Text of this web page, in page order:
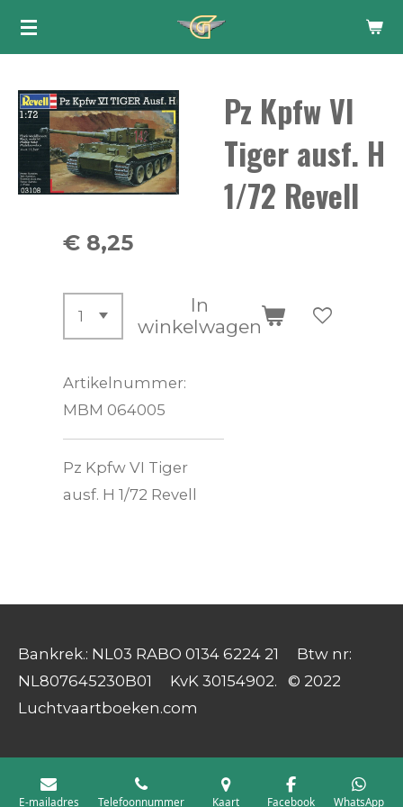
Ga
de
hoofdinhoud
Pz Kpfw VI
Tiger ausf. H
1/72 Revell
€ 8,25
In
winkelwagen
Artikelnummer:
MBM 064005
Pz Kpfw VI Tiger
ausf. H 1/72 Revell
Bankrek.: NL03 RABO 0134 6224 21 Btw nr:
NL807645230B01 KvK 30154902. © 2022
Luchtvaartboeken.com
E-mailadres Telefoonnummer Kaart Facebook WhatsApp